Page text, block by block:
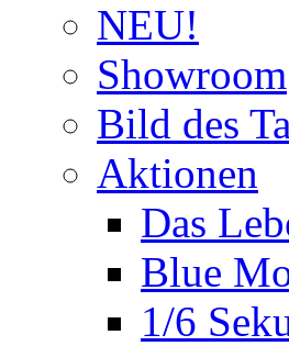
NEU!
Showroom
Bild des
Aktionen
Das
Blue
1/6